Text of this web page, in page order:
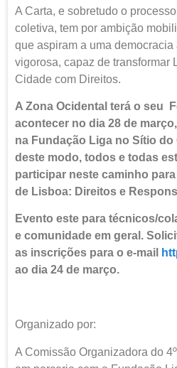
A Carta, e sobretudo o
coletiva, tem por ambição
que aspiram a uma
vigorosa, capaz de transformar
Cidade com Direitos.
A Zona Ocidental terá o seu
acontecer no dia 28 de
na Fundação Liga no Sítio
deste modo, todos e todas
participar neste caminho
de Lisboa: Direitos e
Evento este para técnicos/
e comunidade em geral.
as inscrições para o e-mail
ao dia 24 de março.
Organizado por:
A Comissão Organizadora do